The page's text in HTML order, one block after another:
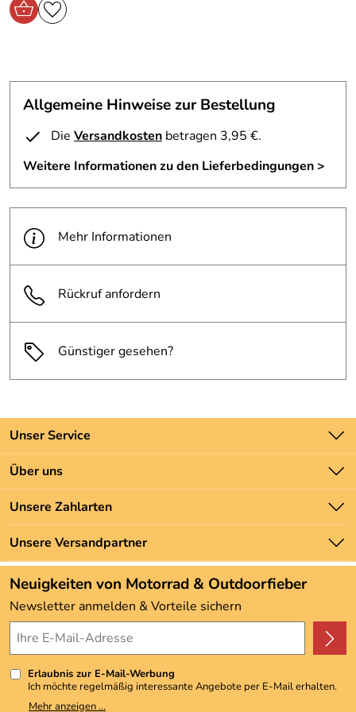
• Metallrohr aus deutscher Stahlschmiede
• Hochwertige Metallbeschichtung
Hersteller: Hepco & Becker GmbH , An der Steinmauer 6
66955 Pirmasens Deutschland, www.hepco-becker.de
Verantwortliche Person: Hepco & Becker GmbH, An der
Steinmauer 6 66955 Pirmasens Deutschland,
www.hepco-becker.de
Allgemeine Hinweise zur Bestellung
Die Versandkosten betragen 3,95 €.
Weitere Informationen zu den Lieferbedingungen >
Mehr Informationen
Rückruf anfordern
Günstiger gesehen?
Unser Service
Kontakt
Batteriegesetz
Newsletter
Zahlung und Versand
Über uns
Unsere Bestseller
Marken
Neu
Angebote
Kundenbewertungen (3.492)
4,9/5*****
Unsere Zahlarten
Unsere Versandpartner
Neuigkeiten von Motorrad & Outdoorfieber
Newsletter anmelden & Vorteile sichern
Erlaubnis zur E-Mail-Werbung
Ich möchte regelmäßig interessante Angebote per E-Mail erhalten.
Meine E-Mail-Adresse wird nicht an andere Unternehmen
Mehr anzeigen ...